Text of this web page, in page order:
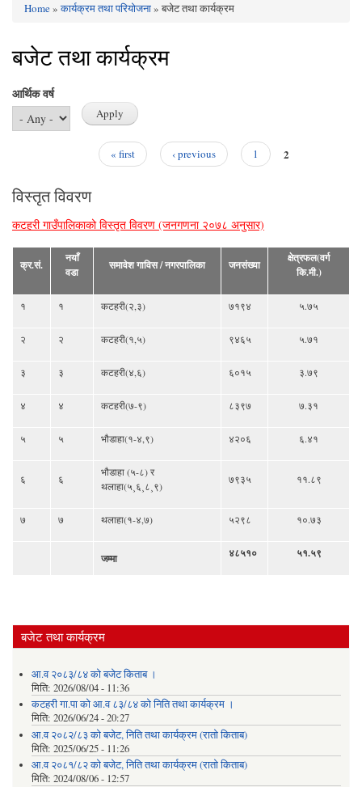
You are here
Home»कार्यक्रम तथा परियोजना» बजेट तथा कार्यक्रम
बजेट तथा कार्यक्रम
आर्थिक वर्ष
« first ‹ previous 1 2
विस्तृत विवरण
कटहरी गाउँपालिकाको विस्तृत विवरण (जनगणना २०७८ अनुसार)
क्र.सं.
नयाँ
वडा
समावेश गाविस / नगरपालिका जनसंख्या
क्षेत्रफल(वर्ग
कि.मी.)
१ १ कटहरी(२,३) ७१९४ ५.७५
२ २ कटहरी(१,५) ९४६५ ५.७१
३ ३ कटहरी(४,६) ६०१५ ३.७९
४ ४ कटहरी(७-९) ८३९७ ७.३१
५ ५ भौडाहा(१-४,९) ४२०६ ६.४१
६ ६
भौडाहा (५-८) र
थलाहा(५¸६¸८¸९)
७९३५ ११.८९
७ ७ थलाहा(१-४,७) ५२९८ १०.७३
जम्मा ४८५१० ५१.५९
बजेट तथा कार्यक्रम
आ.व २०८३/८४ को बजेट किताब ।
मिति: 2026/08/04 - 11:36
कटहरी गा.पा को आ.व ८३/८४ को निति तथा कार्यक्रम ।
मिति: 2026/06/24 - 20:27
आ.व २०८२/८३ को बजेट, निति तथा कार्यक्रम (रातो किताब)
मिति: 2025/06/25 - 11:26
आ.व २०८१/८२ को बजेट, निति तथा कार्यक्रम (रातो किताब)
मिति: 2024/08/06 - 12:57